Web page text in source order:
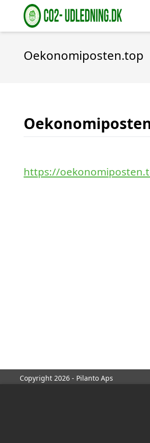
Oekonomiposten.top
https://
Copyright 2026 - Pilanto Aps